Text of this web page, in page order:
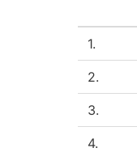
1.
2.
3.
4.